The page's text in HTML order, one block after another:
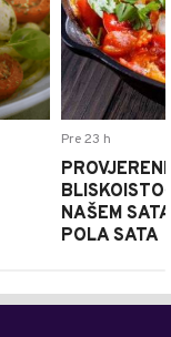
Pre 23 h
NAŠEM
POLA SATA